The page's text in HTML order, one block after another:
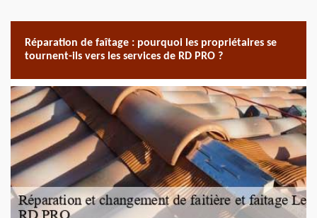
Réparation de faîtage : pourquoi les propriétaires se
tournent-ils vers les services de RD PRO ?